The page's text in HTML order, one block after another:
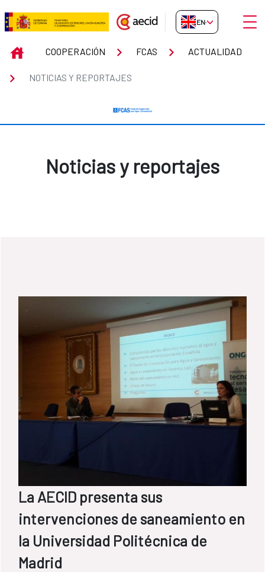
Skip to Main Content
Noticias y reportajes
EN-GB
INICIOCOOPERACIÓN FCAS ACTUALIDAD
NOTICIAS Y REPORTAJES
Noticias y reportajes
La AECID presenta sus
intervenciones de saneamiento en
la Universidad Politécnica de
Madrid